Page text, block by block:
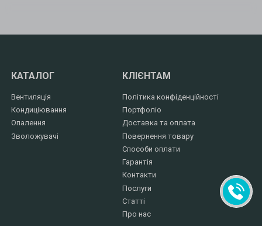
КАТАЛОГ
Вентиляція
Кондиціювання
Опалення
Зволожувачі
КЛІЄНТАМ
Політика конфіденційності
Портфоліо
Доставка та оплата
Повернення товару
Способи оплати
Гарантія
Контакти
Послуги
Статті
Про нас